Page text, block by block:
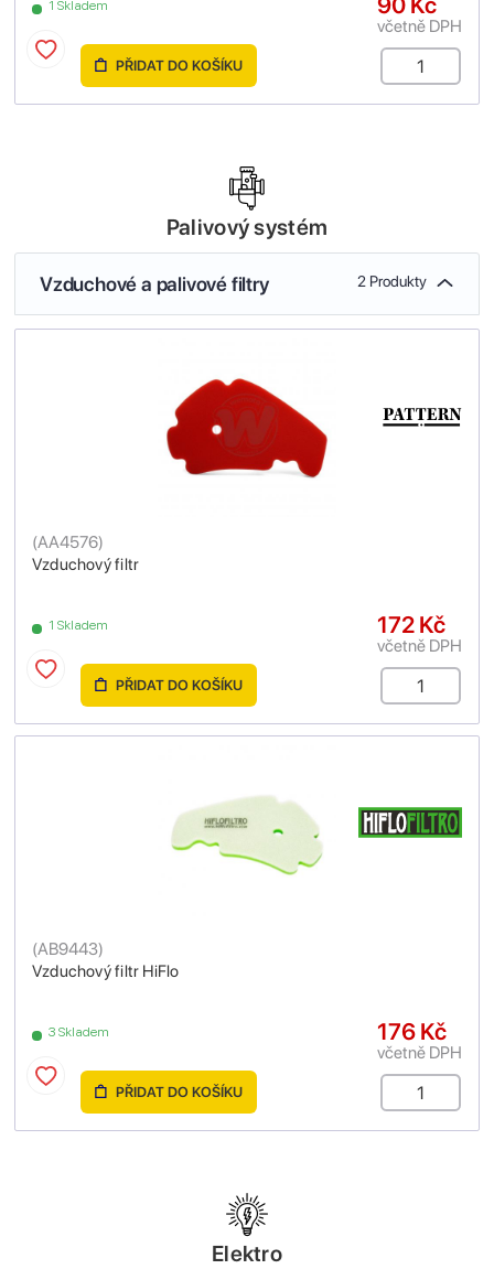
1 Skladem
včetně DPH
PŘIDAT DO KOŠÍKU
Palivový systém
Vzduchové a palivové filtry 2 Produkty
Vzduchový filtr
(AA4576)
1 Skladem 172 Kč
včetně DPH
PŘIDAT DO KOŠÍKU
Vzduchový filtr HiFlo
(AB9443)
3 Skladem 176 Kč
včetně DPH
PŘIDAT DO KOŠÍKU
Elektro